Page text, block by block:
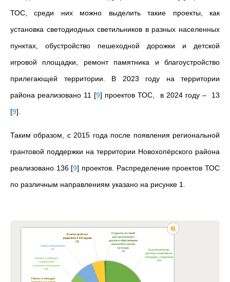
ТОС, среди них можно выделить такие проекты, как
установка светодиодных светильников в разных населенных
пунктах, обустройство пешеходной дорожки и детской
игровой площадки, ремонт памятника и благоустройство
прилегающей территории. В 2023 году на территории
района реализовано 11 [9] проектов ТОС, в 2024 году – 13
[9]
Таким образом, с 2015 года после появления региональной
грантовой поддержки на территории Новохопёрского района
реализовано 136 [9] проектов. Распределение проектов ТОС
по различным направлениям указано на рисунке 1.